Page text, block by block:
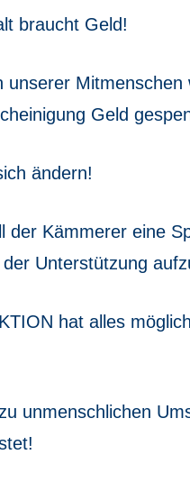
braucht Geld!
unserer
Geld
ändern!
der Kämmerer eine
Unterstützung
hat alles
unmenschlichen